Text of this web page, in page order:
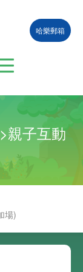
哈樂郵箱
親子互動
場)